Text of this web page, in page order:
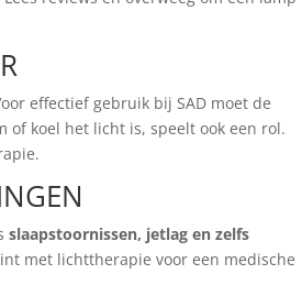
effectief gebruik bij SAD moet de
of koel het licht is, speelt ook een rol.
slaapstoornissen, jetlag en zelfs
met lichttherapie voor een medische